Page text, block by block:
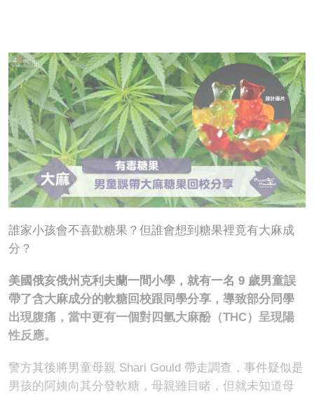
誰家小孩會不喜歡糖果？但誰會想到糖果裡竟有大麻成
分？
美國俄亥俄州克利夫蘭一間小學，就有一名 9 歲男童誤
帶了含大麻成分的軟糖回校跟同學分享，導致部分同學
出現腹痛，當中更有一個對四氫大麻酚（THC）呈現陽
性反應。
警方其後將男童母親 Shari Gould 帶走調查，事件疑似是
男孩的阿姨向其分發軟糖，母親雖目睹，但就未知道母